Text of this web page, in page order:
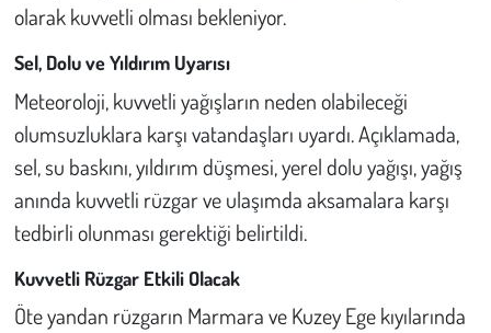
olarak kuvvetli olması bekleniyor.
Sel, Dolu ve Yıldırım Uyarısı
Meteoroloji, kuvvetli yağışların neden olabileceği
olumsuzluklara karşı vatandaşları uyardı. Açıklamada,
sel, su baskını, yıldırım düşmesi, yerel dolu yağışı, yağış
anında kuvvetli rüzgar ve ulaşımda aksamalara karşı
tedbirli olunması gerektiği belirtildi.
Kuvvetli Rüzgar Etkili Olacak
Öte yandan rüzgarın Marmara ve Kuzey Ege kıyılarında
Eğlence